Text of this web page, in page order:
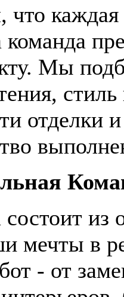
каждая
Мы
отделки
из
мечты в
- от